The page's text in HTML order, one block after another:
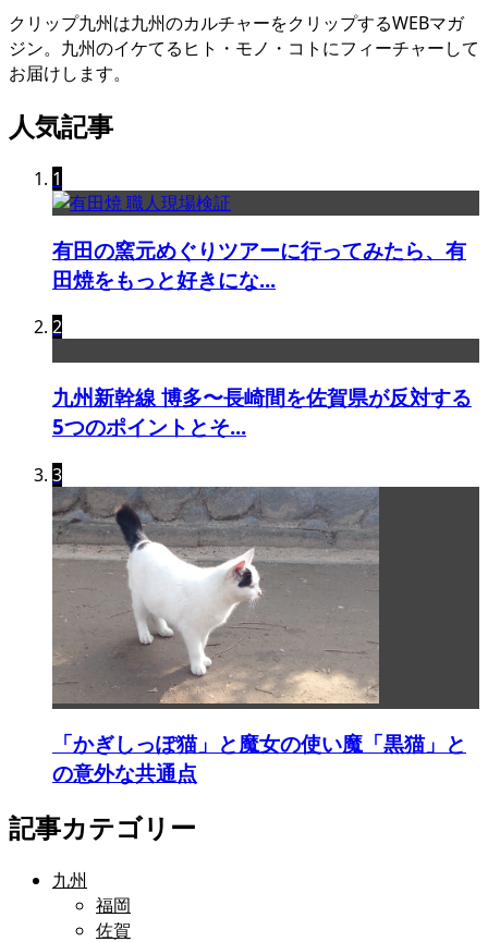
クリップ九州は九州のカルチャーをクリップするWEBマガ
ジン。九州のイケてるヒト・モノ・コトにフィーチャーして
お届けします。
人気記事
1
有田の窯元めぐりツアーに行ってみたら、有
田焼をもっと好きにな...
2
九州新幹線 博多〜長崎間を佐賀県が反対する
5つのポイントとそ...
3
「かぎしっぽ猫」と魔女の使い魔「黒猫」と
の意外な共通点
記事カテゴリー
九州
福岡
佐賀